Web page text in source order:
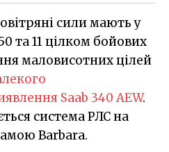
сили мають у
та 11 цілком бойових
маловисотних цілей
Saab 340 AEW.
система РЛС на
Barbara.